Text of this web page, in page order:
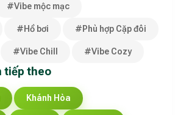
#Vibe mộc mạc
#Hồ bơi #Phù hợp Cặp đôi
#Vibe Chill #Vibe Cozy
tiếp theo
Khánh Hòa